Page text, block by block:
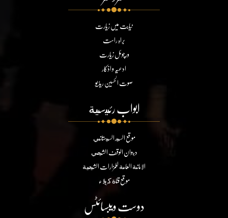
نیابت میں زیارت
براہ راست
ورچوئل زیارت
ادعیہ و اذکار
صوت الحسین ریڈیو
ابواب رئيسية
موقع السيد السيستاني
ديوان الوقف الشيعي
الامانة العامة للمزارات الشيعية
موقع قناة كربلاء
دوست ویبسائٹس